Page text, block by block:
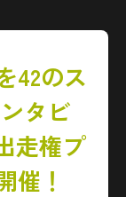
42のス
タビ
走権プ
催！